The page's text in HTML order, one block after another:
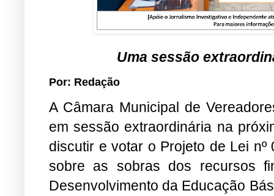
Uma sessão
Por: Redação
A Câmara Municipal de
em sessão extraordinária na
discutir e votar o Projeto de Lei
sobre as sobras dos recursos
Desenvolvimento da Educação